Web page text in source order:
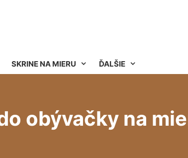
SKRINE NA MIERU ĎALŠIE
obývačky na